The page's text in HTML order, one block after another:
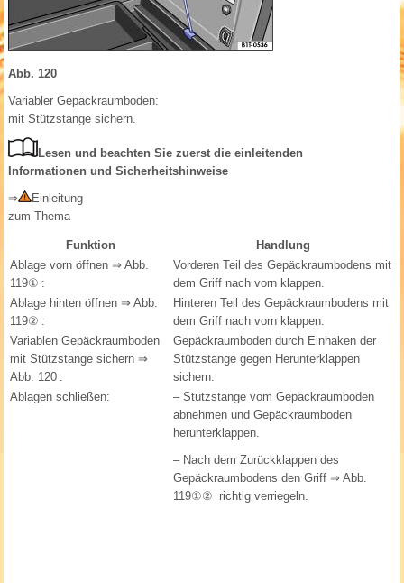
Abb. 120
Variabler Gepäckraumboden:
mit Stützstange sichern.
Lesen und beachten Sie zuerst die einleitenden
Informationen und Sicherheitshinweise
⇒
Einleitung
zum Thema
Funktion
Handlung
Ablage vorn öffnen ⇒ Abb.
119① :
Vorderen Teil des Gepäckraumbodens mit
dem Griff nach vorn klappen.
Ablage hinten öffnen ⇒ Abb.
119② :
Hinteren Teil des Gepäckraumbodens mit
dem Griff nach vorn klappen.
Variablen Gepäckraumboden
mit Stützstange sichern ⇒
Abb. 120 :
Gepäckraumboden durch Einhaken der
Stützstange gegen Herunterklappen
sichern.
Ablagen schließen:
– Stützstange vom Gepäckraumboden
abnehmen und Gepäckraumboden
herunterklappen.
– Nach dem Zurückklappen des
Gepäckraumbodens den Griff ⇒ Abb.
119①② richtig verriegeln.